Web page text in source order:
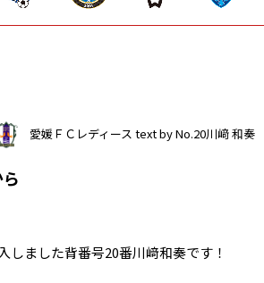
愛媛ＦＣレディース text by No.20川﨑 和奏
しました背番号20番川﨑和奏です！